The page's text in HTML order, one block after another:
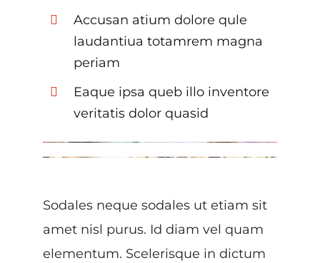
Accusan atium dolore qule
laudantiua totamrem magna
periam
Eaque ipsa queb illo inventore
veritatis dolor quasid
Sodales neque sodales ut etiam sit
amet nisl purus. Id diam vel quam
elementum. Scelerisque in dictum